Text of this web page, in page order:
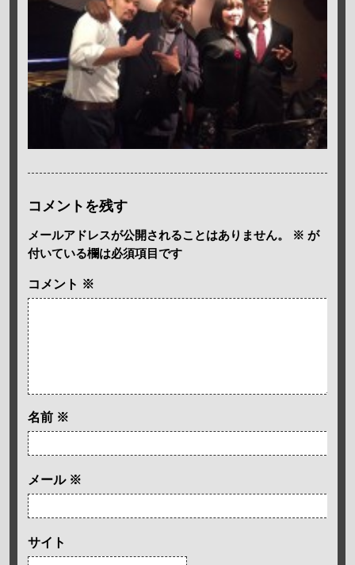
コメントを残す
メールアドレスが公開されることはありません。 ※ が
付いている欄は必須項目です
コメント ※
名前 ※
メール ※
サイト